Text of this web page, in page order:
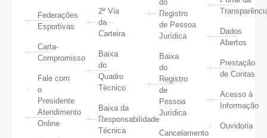
Federações
Esportivas
Carta-
Compromisso
Fale com
o
Presidente
Atendimento
Online
2ª Via
da
Carteira
Baixa
do
Quadro
Técnico
Baixa da
Responsabilidade
Técnica
do
Registro
de Pessoa
Jurídica
Baixa
do
Registro
de
Pessoa
Jurídica
Cancelamento
Dados
Abertos
Prestação
de Contas
Acesso à
Informação
Ouvidoria